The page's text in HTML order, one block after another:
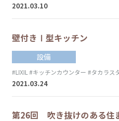
2021.03.10
壁付きⅠ型キッチン
設備
#LIXIL #キッチンカウンター #タカラス
2021.03.24
第26回 吹き抜けのある住